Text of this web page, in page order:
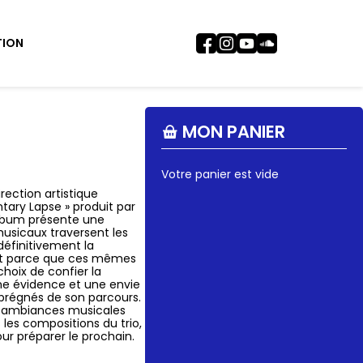
artistique
Lapse » produit par
présente une
traversent les
la
parce que ces mêmes
de confier la
évidence et une envie
de son parcours.
musicales
compositions du trio,
préparer le prochain.
MON PANIER
Votre panier est vide